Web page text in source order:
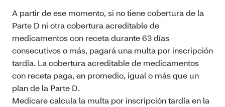
A partir de ese momento, si no tiene cobertura de la
Parte D ni otra cobertura acreditable de
medicamentos con receta durante 63 días
consecutivos o más, pagará una multa por inscripción
tardía. La cobertura acreditable de medicamentos
con receta paga, en promedio, igual o más que un
plan de la Parte D.
Medicare calcula la multa por inscripción tardía en la